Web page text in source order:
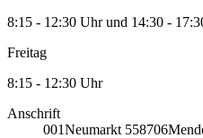
8:15 - 12:30 Uhr und 14:30 -
Freitag
8:15 - 12:30 Uhr
Anschrift
001Neumarkt 558706